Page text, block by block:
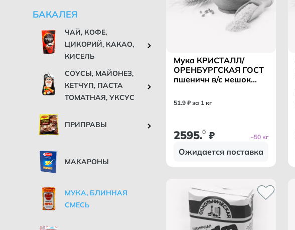
БАКАЛЕЯ
ЧАЙ, КОФЕ,
ЦИКОРИЙ, КАКАО,
КИСЕЛЬ
СОУСЫ, МАЙОНЕЗ,
КЕТЧУП, ПАСТА
ТОМАТНАЯ, УКСУС
ПРИПРАВЫ
МАКАРОНЫ
МУКА, БЛИННАЯ
СМЕСЬ
Мука КРИСТАЛЛ/
ОРЕНБУРГСКАЯ ГОСТ
пшеничн в/с мешок
51.9 ₽ за 1 кг
2595.0₽ ~50 кг
Ожидается поставка